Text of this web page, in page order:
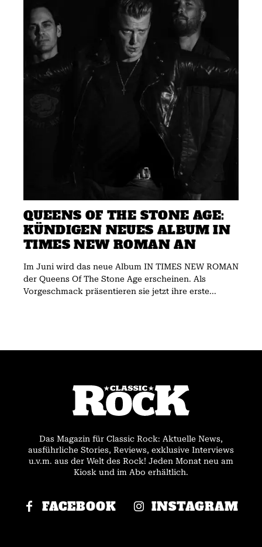
QUEENS OF THE STONE AGE:
KÜNDIGEN NEUES ALBUM IN
TIMES NEW ROMAN AN
Im Juni wird das neue Album IN TIMES NEW ROMAN
der Queens Of The Stone Age erscheinen. Als
Vorgeschmack präsentieren sie jetzt ihre erste...
Das Magazin für Classic Rock: Aktuelle News,
ausführliche Stories, Reviews, exklusive Interviews
u.v.m. aus der Welt des Rock! Jeden Monat neu am
Kiosk und im Abo erhältlich.
FACEBOOK INSTAGRAM